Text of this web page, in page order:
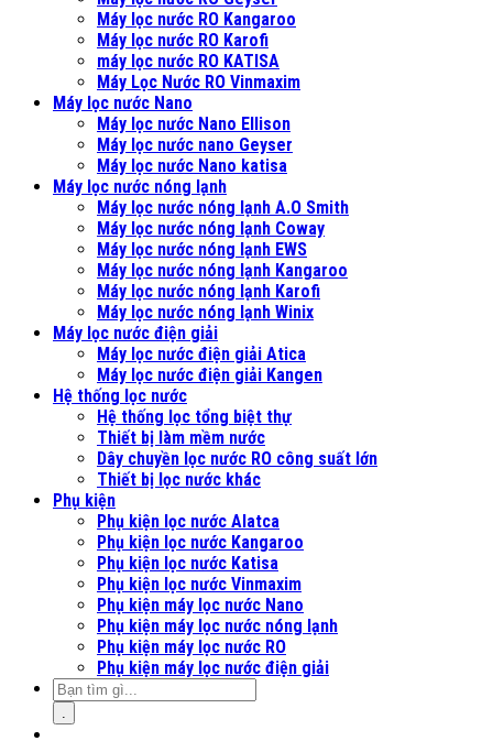
Máy lọc nước RO Kangaroo
Máy lọc nước RO Karofi
máy lọc nước RO KATISA
Máy Lọc Nước RO Vinmaxim
Máy lọc nước Nano
Máy lọc nước Nano Ellison
Máy lọc nước nano Geyser
Máy lọc nước Nano katisa
Máy lọc nước nóng lạnh
Máy lọc nước nóng lạnh A.O Smith
Máy lọc nước nóng lạnh Coway
Máy lọc nước nóng lạnh EWS
Máy lọc nước nóng lạnh Kangaroo
Máy lọc nước nóng lạnh Karofi
Máy lọc nước nóng lạnh Winix
Máy lọc nước điện giải
Máy lọc nước điện giải Atica
Máy lọc nước điện giải Kangen
Hệ thống lọc nước
Hệ thống lọc tổng biệt thự
Thiết bị làm mềm nước
Dây chuyền lọc nước RO công suất lớn
Thiết bị lọc nước khác
Phụ kiện
Phụ kiện lọc nước Alatca
Phụ kiện lọc nước Kangaroo
Phụ kiện lọc nước Katisa
Phụ kiện lọc nước Vinmaxim
Phụ kiện máy lọc nước Nano
Phụ kiện máy lọc nước nóng lạnh
Phụ kiện máy lọc nước RO
Phụ kiện máy lọc nước điện giải
.